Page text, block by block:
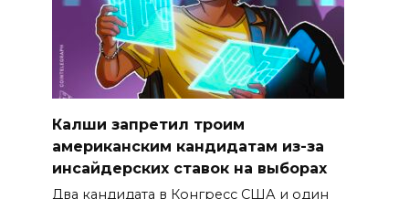
Калши запретил троим
американским кандидатам из-за
инсайдерских ставок на выборах
Два кандидата в Конгресс США и один